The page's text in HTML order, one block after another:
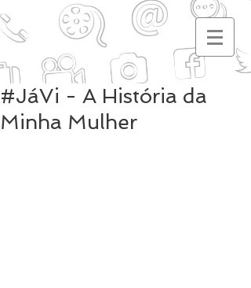
#JáVi - A História da
Minha Mulher